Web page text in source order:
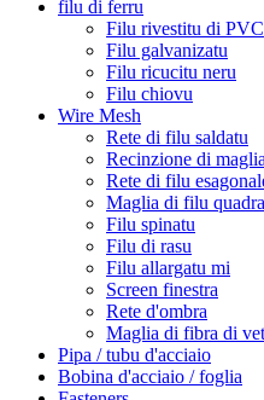
filu di ferru
Filu rivestitu di PVC
Filu galvanizatu
Filu ricucitu neru
Filu chiovu
Wire Mesh
Rete di filu saldatu
Recinzione di
Rete di filu
Maglia di filu
Filu spinatu
Filu di rasu
Filu allargatu mi
Screen finestra
Rete d'ombra
Maglia di fibra di
Pipa / tubu d'acciaio
Bobina d'acciaio / foglia